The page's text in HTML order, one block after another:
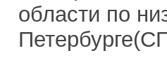
области по